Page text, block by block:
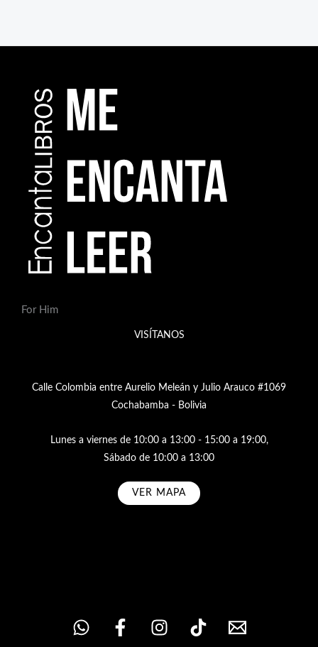
For Him
VISÍTANOS
Calle Colombia entre Aurelio Meleán y Julio Arauco #1069
Cochabamba - Bolivia
Lunes a viernes de 10:00 a 13:00 - 15:00 a 19:00,
Sábado de 10:00 a 13:00
VER MAPA